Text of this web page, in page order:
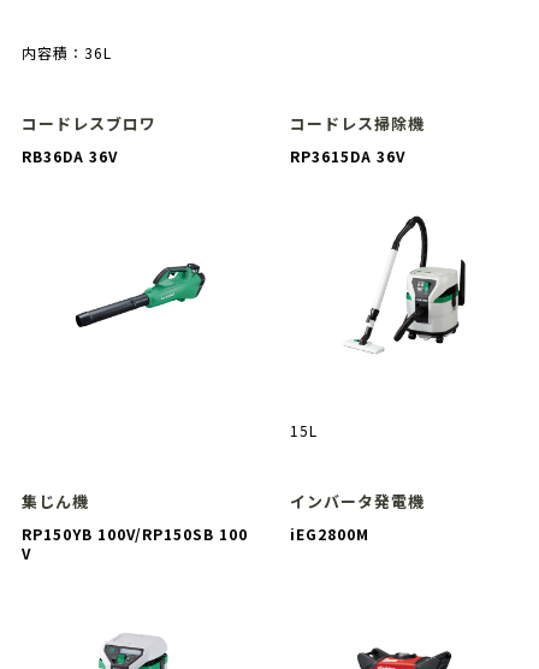
内容積：36L
コードレスブロワ
RB36DA 36V
コードレス掃除機
RP3615DA 36V
15L
集じん機
RP150YB 100V/RP150SB 100
V
インバータ発電機
iEG2800M